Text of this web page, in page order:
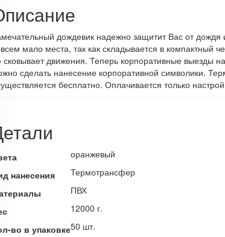
дождевик надежно защитит Вас от дождя
мало места, так как складывается в компактный
сковывает движения. Теперь корпоративные выезды
сделать нанесение корпоративной символики.
бесплатно. Оплачивается только
оранжевый
нанесения
Термотрансфер
ПВХ
12000 г.
во в упаковке50 шт.